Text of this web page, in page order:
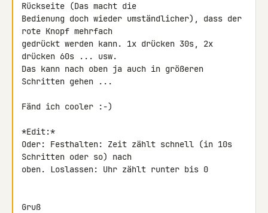
Rückseite (Das macht die
Bedienung doch wieder umständlicher), dass der
rote Knopf mehrfach
gedrückt werden kann. 1x drücken 30s, 2x
drücken 60s ... usw.
Das kann nach oben ja auch in größeren
Schritten gehen ...
Fänd ich cooler :-)
*Edit:*
Oder: Festhalten: Zeit zählt schnell (in 10s
Schritten oder so) nach
oben. Loslassen: Uhr zählt runter bis 0
Gruß